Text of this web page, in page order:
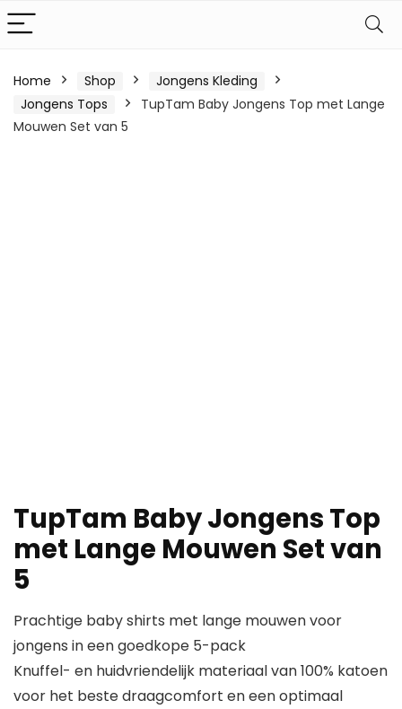
Home Shop
Jongens Kleding
Jongens Tops
TupTam Baby Jongens Top met Lange
Mouwen Set van 5
TupTam Baby Jongens Top
met Lange Mouwen Set van
5
Prachtige baby shirts met lange mouwen voor
jongens in een goedkope 5-pack
Knuffel- en huidvriendelijk materiaal van 100% katoen
voor het beste draagcomfort en een optimaal